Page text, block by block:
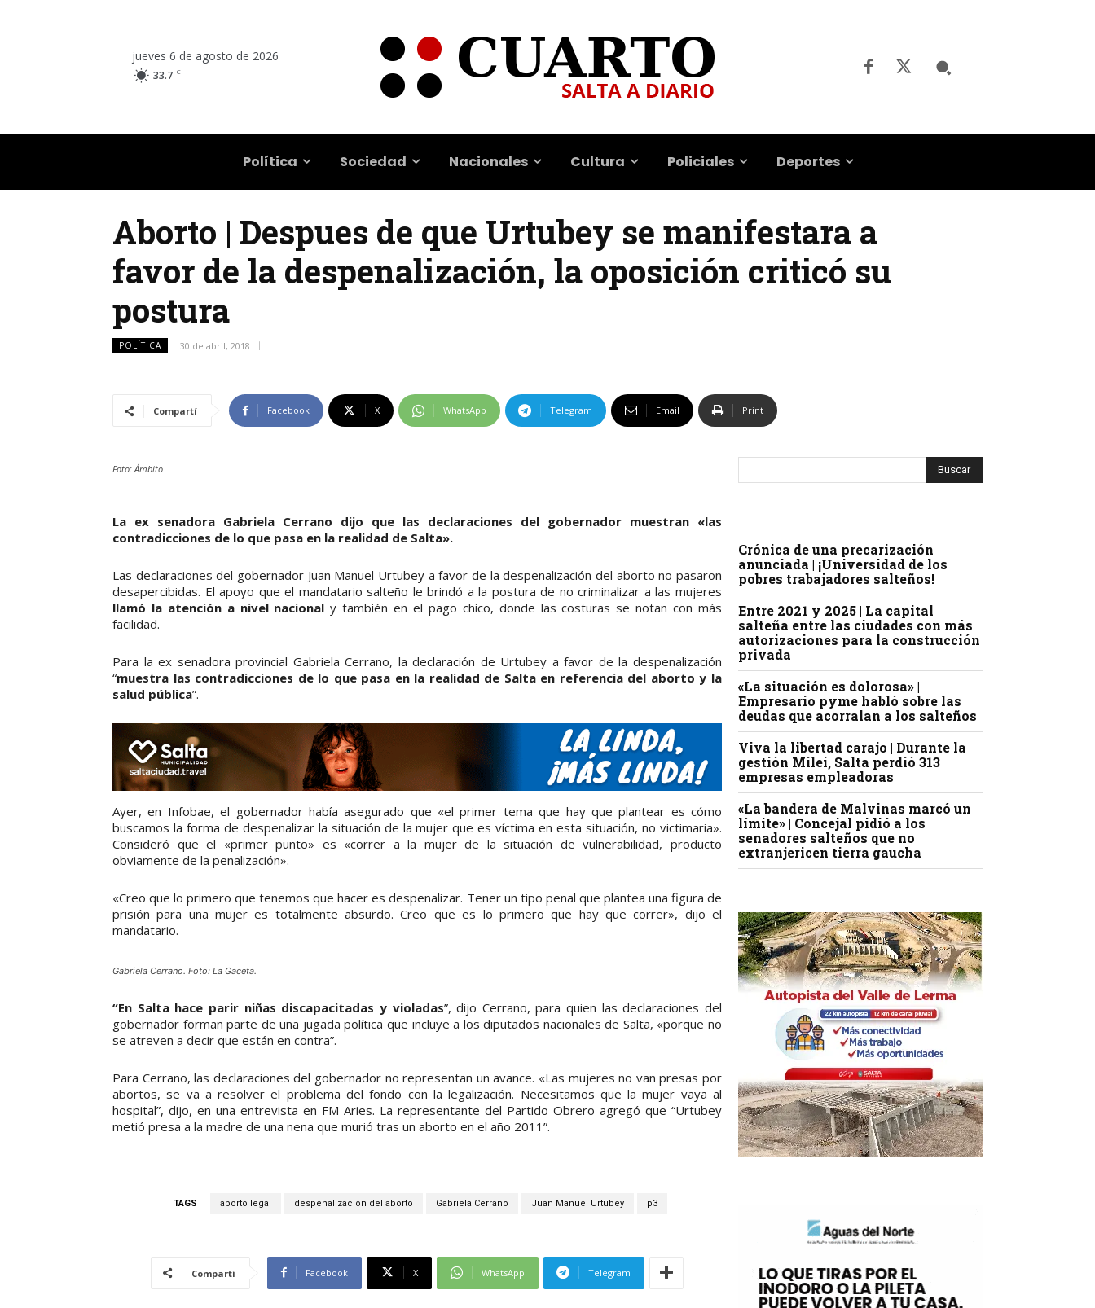
jueves 6 de agosto de 2026
33.7 C
Política Sociedad Nacionales Cultura Policiales Deportes
Aborto | Despues de que Urtubey se manifestara a
favor de la despenalización, la oposición criticó su
postura
POLÍTICA 30 de abril, 2018
Compartí Facebook X WhatsApp Telegram Email Print
Foto: Ámbito
La ex senadora Gabriela Cerrano dijo que las declaraciones del gobernador muestran «las
contradicciones de lo que pasa en la realidad de Salta».
Las declaraciones del gobernador Juan Manuel Urtubey a favor de la despenalización del aborto no pasaron
desapercibidas. El apoyo que el mandatario salteño le brindó a la postura de no criminalizar a las mujeres
llamó la atención a nivel nacional y también en el pago chico, donde las costuras se notan con más
facilidad.
Para la ex senadora provincial Gabriela Cerrano, la declaración de Urtubey a favor de la despenalización
“muestra las contradicciones de lo que pasa en la realidad de Salta en referencia del aborto y la
salud pública”.
Ayer, en Infobae, el gobernador había asegurado que «el primer tema que hay que plantear es cómo
buscamos la forma de despenalizar la situación de la mujer que es víctima en esta situación, no victimaria».
Consideró que el «primer punto» es «correr a la mujer de la situación de vulnerabilidad, producto
obviamente de la penalización».
«Creo que lo primero que tenemos que hacer es despenalizar. Tener un tipo penal que plantea una figura de
prisión para una mujer es totalmente absurdo. Creo que es lo primero que hay que correr», dijo el
mandatario.
Gabriela Cerrano. Foto: La Gaceta.
“En Salta hace parir niñas discapacitadas y violadas”, dijo Cerrano, para quien las declaraciones del
gobernador forman parte de una jugada política que incluye a los diputados nacionales de Salta, «porque no
se atreven a decir que están en contra”.
Para Cerrano, las declaraciones del gobernador no representan un avance. «Las mujeres no van presas por
abortos, se va a resolver el problema del fondo con la legalización. Necesitamos que la mujer vaya al
hospital”, dijo, en una entrevista en FM Aries. La representante del Partido Obrero agregó que “Urtubey
metió presa a la madre de una nena que murió tras un aborto en el año 2011”.
TAGS aborto legal despenalización del aborto Gabriela Cerrano Juan Manuel Urtubey p3
Compartí Facebook X WhatsApp Telegram
Crónica de una precarización
anunciada | ¡Universidad de los
pobres trabajadores salteños!
Entre 2021 y 2025 | La capital
salteña entre las ciudades con más
autorizaciones para la construcción
privada
«La situación es dolorosa» |
Empresario pyme habló sobre las
deudas que acorralan a los salteños
Viva la libertad carajo | Durante la
gestión Milei, Salta perdió 313
empresas empleadoras
«La bandera de Malvinas marcó un
límite» | Concejal pidió a los
senadores salteños que no
extranjericen tierra gaucha